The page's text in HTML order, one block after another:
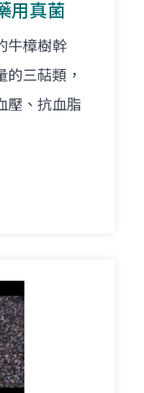
用真菌
牛樟樹幹
的三萜類，
壓、抗血脂